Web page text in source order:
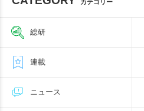
カテゴリー
総研
連載
ニュース